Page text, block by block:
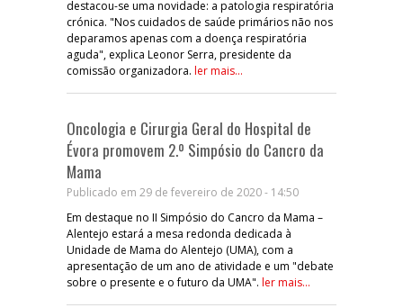
destacou-se uma novidade: a patologia respiratória
crónica. "Nos cuidados de saúde primários não nos
deparamos apenas com a doença respiratória
aguda", explica Leonor Serra, presidente da
comissão organizadora. ler mais...
Oncologia e Cirurgia Geral do Hospital de
Évora promovem 2.º Simpósio do Cancro da
Mama
Publicado em 29 de fevereiro de 2020 - 14:50
Em destaque no II Simpósio do Cancro da Mama –
Alentejo estará a mesa redonda dedicada à
Unidade de Mama do Alentejo (UMA), com a
apresentação de um ano de atividade e um "debate
sobre o presente e o futuro da UMA". ler mais...